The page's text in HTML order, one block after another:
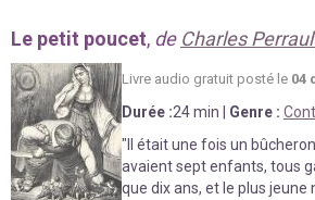
Le petit poucet, de Charles
Livre aud io gratuit posté le 04
Durée :24 min Genre :
" Il était une fois un
avaient sept enfants, tous
que dix ans, et le plus jeune